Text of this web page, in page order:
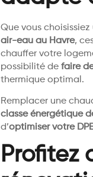
Que vous choisissiez
air-eau au Havre,
chauffer votre
possibilité de faire
thermique optimal.
Remplacer une
classe énergétique
d’optimiser votre DPE
Profitez